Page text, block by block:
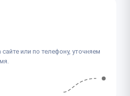
или по телефону, уточняем